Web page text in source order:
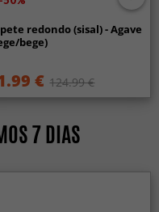
redondo (sisal) - Agave
bege)
€ 124.99 €
7 DIAS